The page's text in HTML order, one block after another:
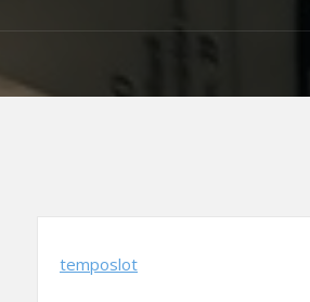
temposlot